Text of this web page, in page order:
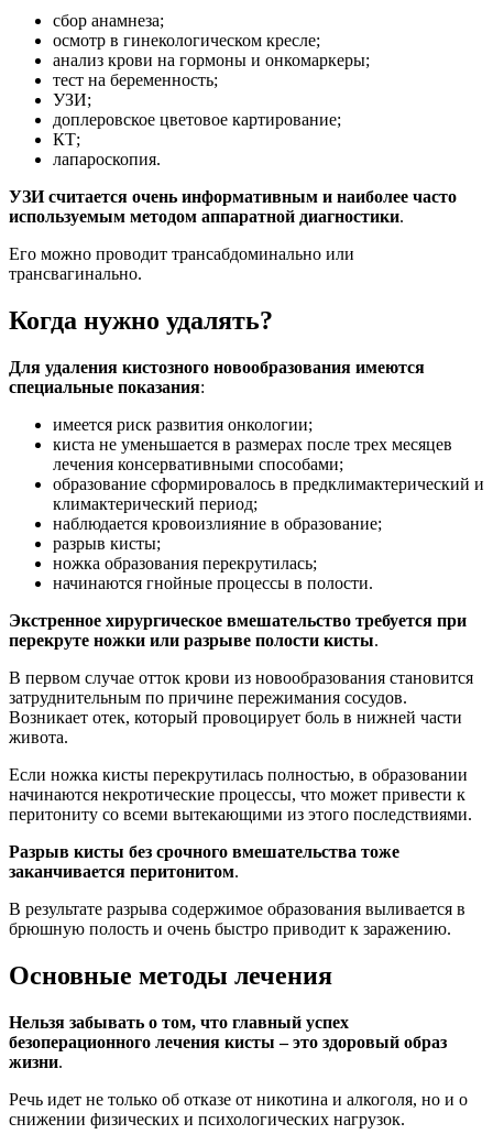
сбор анамнеза;
осмотр в гинекологическом кресле;
анализ крови на гормоны и онкомаркеры;
тест на беременность;
УЗИ;
доплеровское цветовое картирование;
КТ;
лапароскопия.
УЗИ считается очень информативным и наиболее часто
используемым методом аппаратной диагностики.
Его можно проводит трансабдоминально или
трансвагинально.
Когда нужно удалять?
Для удаления кистозного новообразования имеются
специальные показания:
имеется риск развития онкологии;
киста не уменьшается в размерах после трех месяцев
лечения консервативными способами;
образование сформировалось в предклимактерический и
климактерический период;
наблюдается кровоизлияние в образование;
разрыв кисты;
ножка образования перекрутилась;
начинаются гнойные процессы в полости.
Экстренное хирургическое вмешательство требуется при
перекруте ножки или разрыве полости кисты.
В первом случае отток крови из новообразования становится
затруднительным по причине пережимания сосудов.
Возникает отек, который провоцирует боль в нижней части
живота.
Если ножка кисты перекрутилась полностью, в образовании
начинаются некротические процессы, что может привести к
перитониту со всеми вытекающими из этого последствиями.
Разрыв кисты без срочного вмешательства тоже
заканчивается перитонитом.
В результате разрыва содержимое образования выливается в
брюшную полость и очень быстро приводит к заражению.
Основные методы лечения
Нельзя забывать о том, что главный успех
безоперационного лечения кисты – это здоровый образ
жизни.
Речь идет не только об отказе от никотина и алкоголя, но и о
снижении физических и психологических нагрузок.